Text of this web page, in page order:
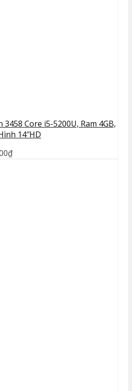
Core i5-5200U, Ram 4GB,
14″HD
₫